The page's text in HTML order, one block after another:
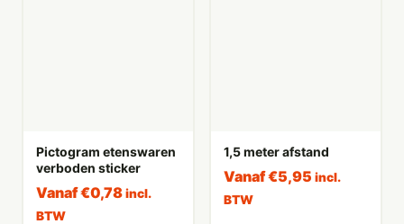
Pictogram etenswaren
verboden sticker
Vanaf€0,78 incl.
BTW
1,5 meter afstand
Vanaf€5,95 incl.
BTW